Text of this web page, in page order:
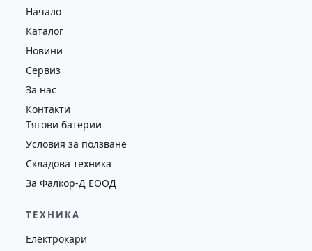
4352
Начало
Каталог
Новини
Сервиз
За нас
Контакти
Тягови батерии
Условия за ползване
Складова техника
За Фалкор-Д ЕООД
ТЕХНИКА
Електрокари